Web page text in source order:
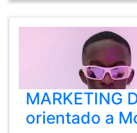
MARKETING
orientado a